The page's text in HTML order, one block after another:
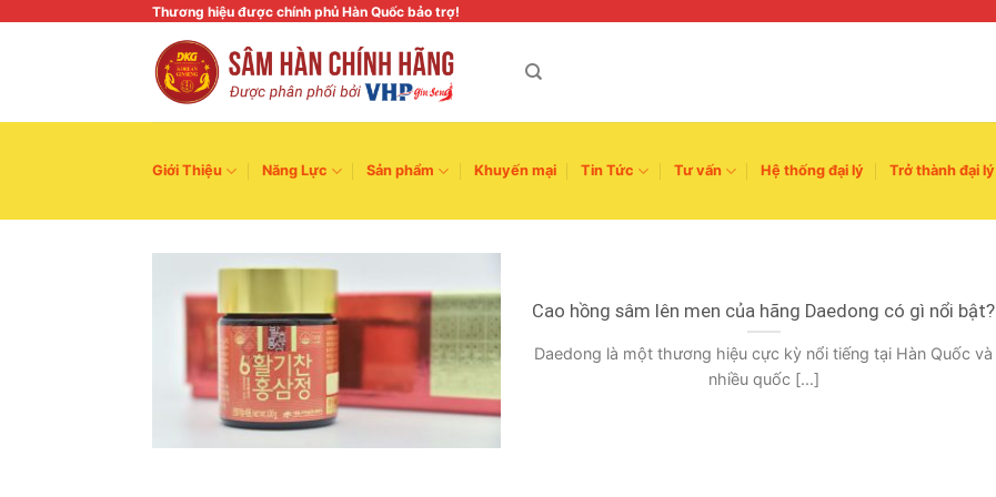
Thương hiệu được chính phủ Hàn Quốc bảo trợ!
Giới Thiệu Năng Lực Sản phẩm Khuyến mại Tin Tức Tư vấn Hệ thống đại lý Trở thành đại lý
Cao hồng sâm lên men của hãng Daedong có gì nổi bật?
Daedong là một thương hiệu cực kỳ nổi tiếng tại Hàn Quốc và
nhiều quốc [...]